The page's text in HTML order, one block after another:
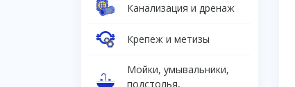
Канализация и дренаж
Крепеж и метизы
Мойки, умывальники,
подстолья,